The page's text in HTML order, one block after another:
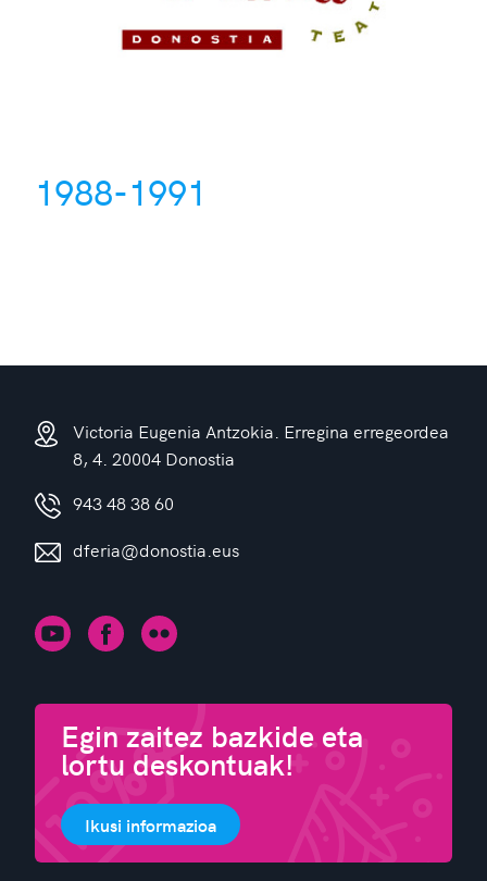
1988-1991
Victoria Eugenia Antzokia. Erregina erregeordea
8, 4. 20004 Donostia
943 48 38 60
dferia@donostia.eus
Egin zaitez bazkide eta
lortu deskontuak!
Ikusi informazioa